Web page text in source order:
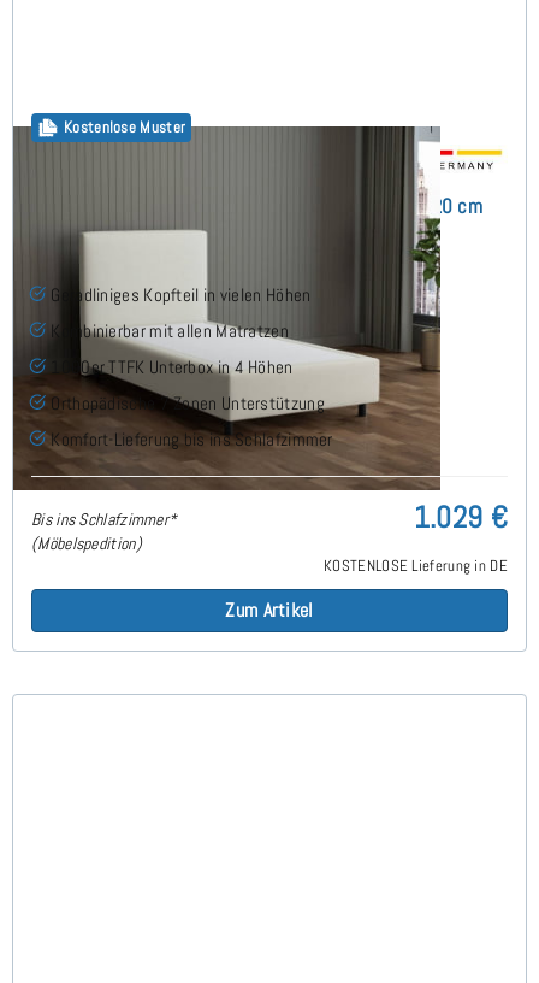
Kostenlose Muster
Arminius Boxspringbett ohne Matratze 100x220 cm
Geradliniges Kopfteil in vielen Höhen
Kombinierbar mit allen Matratzen
1000er TTFK Unterbox in 4 Höhen
Orthopädische 7 Zonen Unterstützung
Komfort-Lieferung bis ins Schlafzimmer
Bis ins Schlafzimmer*
(Möbelspedition)
1.029 €
KOSTENLOSE Lieferung in DE
Zum Artikel